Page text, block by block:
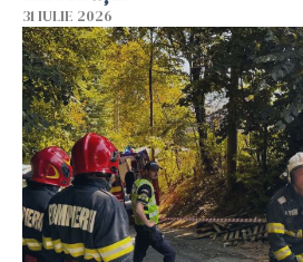
31 IULIE 2026